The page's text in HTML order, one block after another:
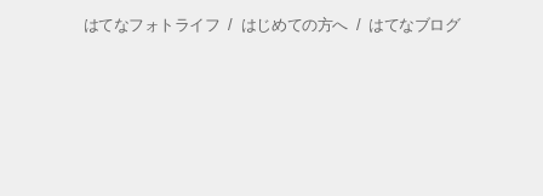
はてなフォトライフ / はじめての方へ/ はてなブログ